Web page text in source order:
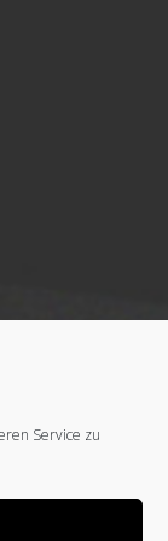
Service zu